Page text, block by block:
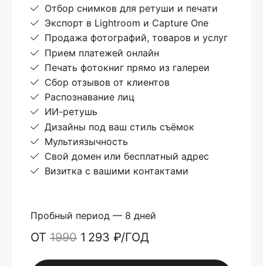
Отбор снимков для ретуши и печати
Экспорт в Lightroom и Capture One
Продажа фотографий, товаров и услуг
Прием платежей онлайн
Печать фотокниг прямо из галереи
Сбор отзывов от клиентов
Распознавание лиц
ИИ-ретушь
Дизайны под ваш стиль съёмок
Мультиязычность
Свой домен или бесплатный адрес
Визитка с вашими контактами
Пробный период — 8 дней
ОТ 1990 1 293 ₽/ГОД